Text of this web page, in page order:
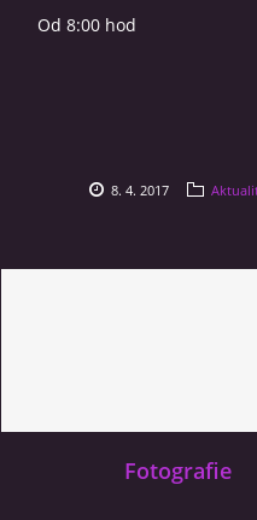
Od 8:00 hod
8. 4. 2017
Fotografie